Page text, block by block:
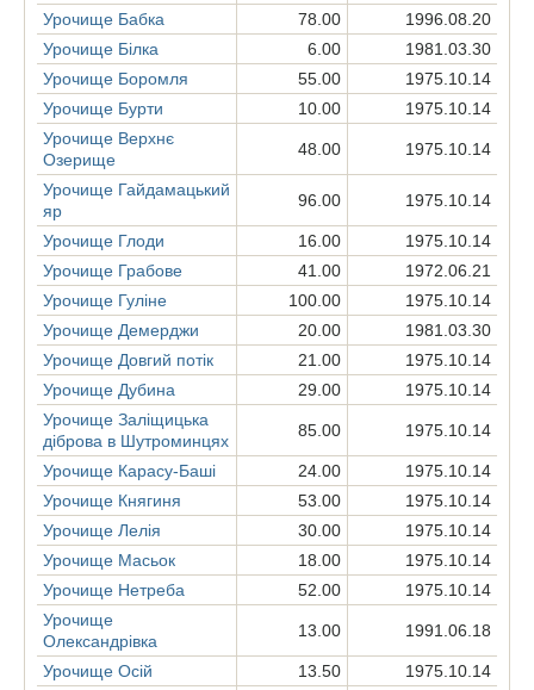
Урочище Бабка 78.00
1996.08.20
Урочище Білка
6.00
1981.03.30
Урочище Боромля
55.00
1975.10.14
Урочище Бурти
10.00
1975.10.14
Урочище Верхнє
Озерище
48.00 1975.10.14
Урочище Гайдамацький
яр
96.00 1975.10.14
Урочище Глоди 16.00
1975.10.14
Урочище Грабове
41.00
1972.06.21
Урочище Гуліне
100.00
1975.10.14
Урочище Демерджи
20.00
1981.03.30
Урочище Довгий потік
21.00
1975.10.14
Урочище Дубина
29.00
1975.10.14
Урочище Заліщицька
діброва в Шутроминцях
85.00 1975.10.14
Урочище Карасу-Баші 24.00
1975.10.14
Урочище Княгиня
53.00
1975.10.14
Урочище Лелія
30.00
1975.10.14
Урочище Масьок
18.00
1975.10.14
Урочище Нетреба
52.00
1975.10.14
Урочище
Олександрівка
13.00 1991.06.18
Урочище Осій 13.50
1975.10.14